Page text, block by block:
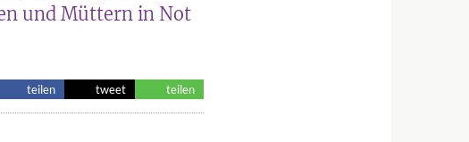
und Müttern in Not
teilen tweet teilen